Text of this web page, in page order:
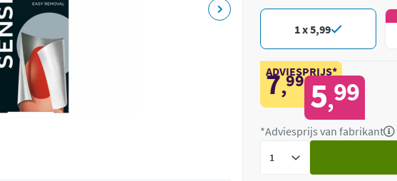
1 x 5,99
ADVIESPRIJS*
7,99 5,99
*Adviesprijs van fabrikant